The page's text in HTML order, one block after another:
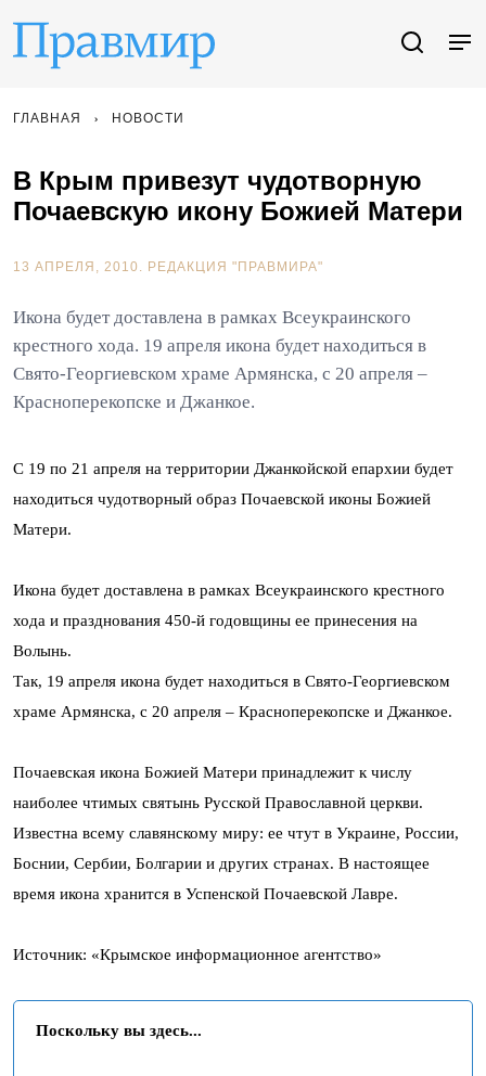
ГЛАВНАЯ НОВОСТИ
В Крым привезут чудотворную
Почаевскую икону Божией Матери
13 АПРЕЛЯ, 2010. РЕДАКЦИЯ "ПРАВМИРА"
Икона будет доставлена в рамках Всеукраинского
крестного хода. 19 апреля икона будет находиться в
Свято-Георгиевском храме Армянска, с 20 апреля –
Красноперекопске и Джанкое.
С 19 по 21 апреля на территории Джанкойской епархии будет
находиться чудотворный образ Почаевской иконы Божией
Матери.
Икона будет доставлена в рамках Всеукраинского крестного
хода и празднования 450-й годовщины ее принесения на
Волынь.
Так, 19 апреля икона будет находиться в Свято-Георгиевском
храме Армянска, с 20 апреля – Красноперекопске и Джанкое.
Почаевская икона Божией Матери принадлежит к числу
наиболее чтимых святынь Русской Православной церкви.
Известна всему славянскому миру: ее чтут в Украине, России,
Боснии, Сербии, Болгарии и других странах. В настоящее
время икона хранится в Успенской Почаевской Лавре.
Источник: «Крымское информационное агентство»
Поскольку вы здесь...